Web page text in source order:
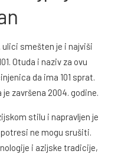
ulici smešten je i najviši
Otuda i naziv za ovu
da ima 101 sprat.
završena 2004. godine.
stilu i napravljen je
ne mogu srušiti.
i azijske tradicije,